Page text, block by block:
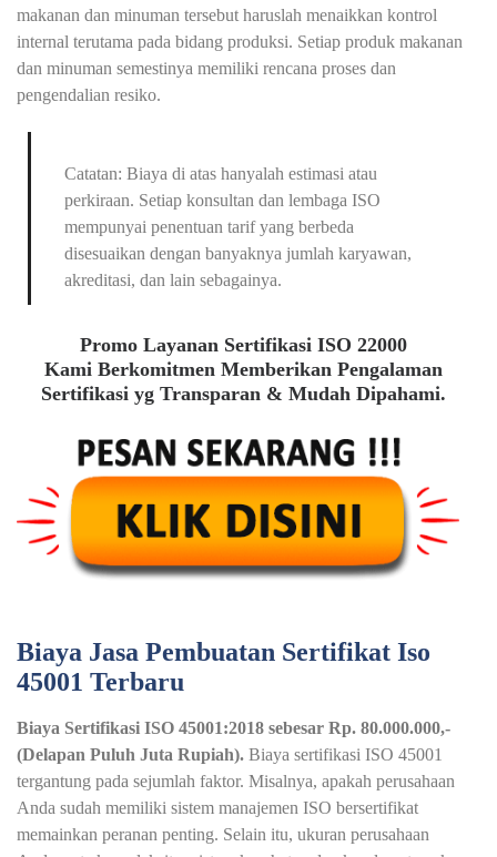
makanan dan minuman tersebut haruslah menaikkan kontrol
internal terutama pada bidang produksi. Setiap produk makanan
dan minuman semestinya memiliki rencana proses dan
pengendalian resiko.
Catatan: Biaya di atas hanyalah estimasi atau
perkiraan. Setiap konsultan dan lembaga ISO
mempunyai penentuan tarif yang berbeda
disesuaikan dengan banyaknya jumlah karyawan,
akreditasi, dan lain sebagainya.
Promo Layanan Sertifikasi ISO 22000
Kami Berkomitmen Memberikan Pengalaman
Sertifikasi yg Transparan & Mudah Dipahami.
Biaya Jasa Pembuatan Sertifikat Iso
45001 Terbaru
Biaya Sertifikasi ISO 45001:2018 sebesar Rp. 80.000.000,-
(Delapan Puluh Juta Rupiah). Biaya sertifikasi ISO 45001
tergantung pada sejumlah faktor. Misalnya, apakah perusahaan
Anda sudah memiliki sistem manajemen ISO bersertifikat
memainkan peranan penting. Selain itu, ukuran perusahaan